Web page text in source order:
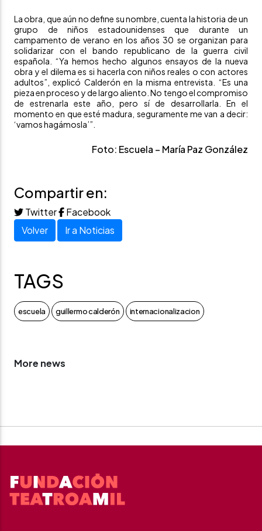
La obra, que aún no define su nombre, cuenta la historia de un
grupo de niños estadounidenses que durante un
campamento de verano en los años 30 se organizan para
solidarizar con el bando republicano de la guerra civil
española. “Ya hemos hecho algunos ensayos de la nueva
obra y el dilema es si hacerla con niños reales o con actores
adultos”, explicó Calderón en la misma entrevista. “Es una
pieza en proceso y de largo aliento. No tengo el compromiso
de estrenarla este año, pero sí de desarrollarla. En el
momento en que esté madura, seguramente me van a decir:
‘vamos hagámosla’”.
Foto: Escuela – María Paz González
Compartir en:
Twitter
Facebook
Volver
Ir a Noticias
TAGS
escuela guillermo calderón internacionalizacion
More news